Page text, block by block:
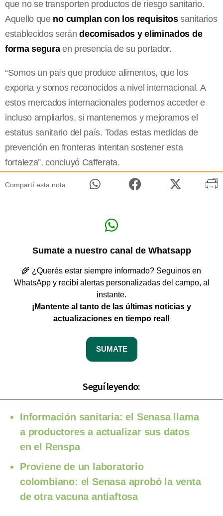
que no se transporten productos de riesgo sanitario.
Aquello que no cumplan con los requisitossanitarios
establecidos serándecomisados y eliminados de
forma seguraen presencia de su portador.
“Somos un país que produce alimentos, que los
exporta y somos reconocidos a nivel internacional. A
estos mercados internacionales podemos acceder e
incluso ampliarlos, si mantenemos y mejoramos el
estatus sanitario del país. Todas estas medidas de
prevención en fronteras intentan sostener esta
fortaleza”, concluyó Cafferata.
Compartí esta nota
Sumate a nuestro canal de Whatsapp
🌾 ¿Querés estar siempre informado? Seguinos en
WhatsApp y recibí alertas personalizadas del campo, al
instante.
¡Mantente al tanto de las últimas noticias y
actualizaciones en tiempo real!
SUMATE
Seguí leyendo:
Información sanitaria: el Senasa llama
a productores a actualizar sus datos
en el Renspa
Proviene de un laboratorio
colombiano: el Senasa aprobó la venta
de otra vacuna antiaftosa